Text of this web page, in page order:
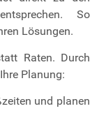
So
Lösungen.
Raten. Durch
Planung:
und planen